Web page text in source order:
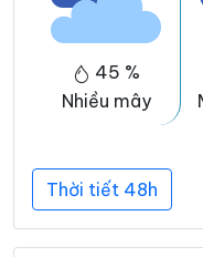
45 %
Nhiều mây
Thời tiết 48h